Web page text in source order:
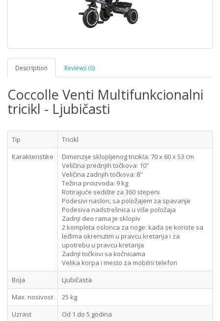
Description Reviews (0)
Coccolle Venti Multifunkcionalni
tricikl - Ljubičasti
Tip
Tricikl
Karakteristike
Dimenzije sklopljenog tricikla: 70 x 60 x 53 cm
Veličina prednjih točkova: 10''
Veličina zadnjih točkova: 8''
Težina proizvoda: 9 kg
Rotirajuće sedište za 360 stepeni
Podesivi naslon, sa položajem za spavanje
Podesiva nadstrešnica u više položaja
Zadnji deo rama je sklopiv
2 kompleta oslonca za noge: kada se koriste sa
leđima okrenutim u pravcu kretanja i za
upotrebu u pravcu kretanja
Zadnji točkovi sa kočnicama
Velika korpa i mesto za mobilni telefon
Boja
Ljubičasta
Max. nosivost
25 kg
Uzrast
Od 1 do 5 godina